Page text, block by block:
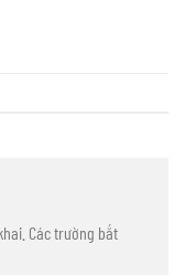
Các trường bắt